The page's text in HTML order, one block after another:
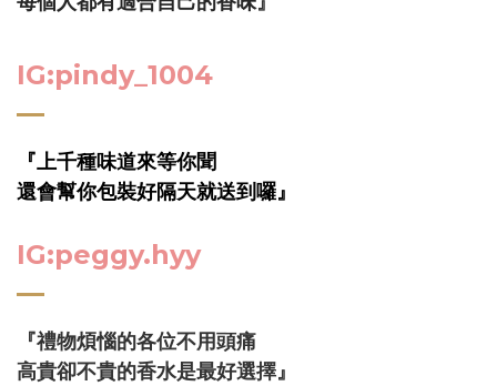
IG:pindy_1004
『上千種味道來等你聞
還會幫你包裝好隔天就送到囉』
IG:peggy.hyy
『禮物煩惱的各位不用頭痛
高貴卻不貴的香水是最好選擇』